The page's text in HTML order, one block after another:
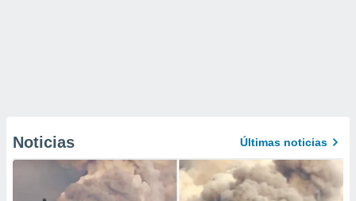
Noticias Últimas noticias